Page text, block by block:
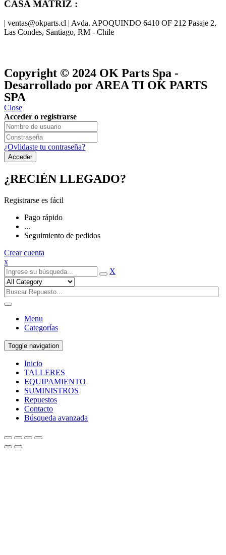
CASA MATRIZ :
| ventas@okparts.cl | Avda. APOQUINDO 6410 OF 212 Pasaje 2,
Las Condes, Santiago, RM - Chile
Copyright © 2024 OK Parts Spa -
Desarrollado por AREA TI OK PARTS
SPA
Close
Acceder o registrarse
¿Ovlidaste tu contraseña?
¿RECIÉN LLEGADO?
Registrarse es fácil
Pago rápido
...
Seguimiento de pedidos
Crear cuenta
x
X
Menu
Categorías
Toggle navigation
Inicio
TALLERES
EQUIPAMIENTO
SUMINISTROS
Repuestos
Contacto
Búsqueda avanzada